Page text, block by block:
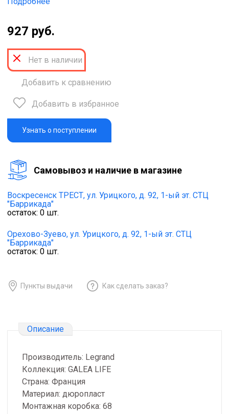
927 руб.
Нет в наличии
Добавить к сравнению
Добавить в избранное
Узнать о поступлении
Cамовывоз и наличие в магазине
Воскресенск ТРЕСТ, ул. Урицкого, д. 92, 1-ый эт. СТЦ
"Баррикада"
остаток: 0 шт.
Орехово-Зуево, ул. Урицкого, д. 92, 1-ый эт. СТЦ
"Баррикада"
остаток: 0 шт.
Пункты выдачи Как сделать заказ?
Описание
Производитель: Legrand
Коллекция: GALEA LIFE
Страна: Франция
Материал: дюропласт
Монтажная коробка: 68